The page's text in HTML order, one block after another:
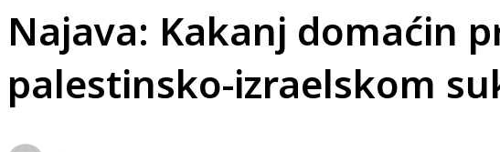
Najava: Kakanj domaćin
palestinsko-izraelskom